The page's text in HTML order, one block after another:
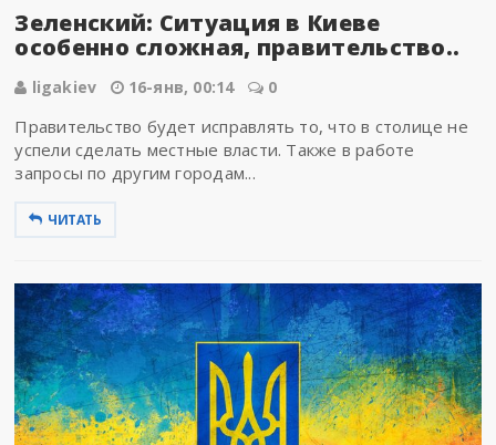
Зеленский: Ситуация в Киеве
особенно сложная, правительство..
ligakiev 16-янв, 00:14 0
Правительство будет исправлять то, что в столице не
успели сделать местные власти. Также в работе
запросы по другим городам...
ЧИТАТЬ